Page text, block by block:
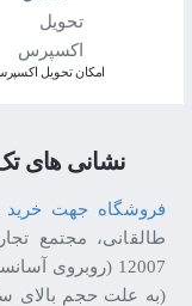
اﻣﮑﺎن ﺗﺤﻮﯾﻞ
نشانی های
فروشگاه جهت
طالقانی، مجتمع
12007 (روبروی آسانسور شیشه ای)